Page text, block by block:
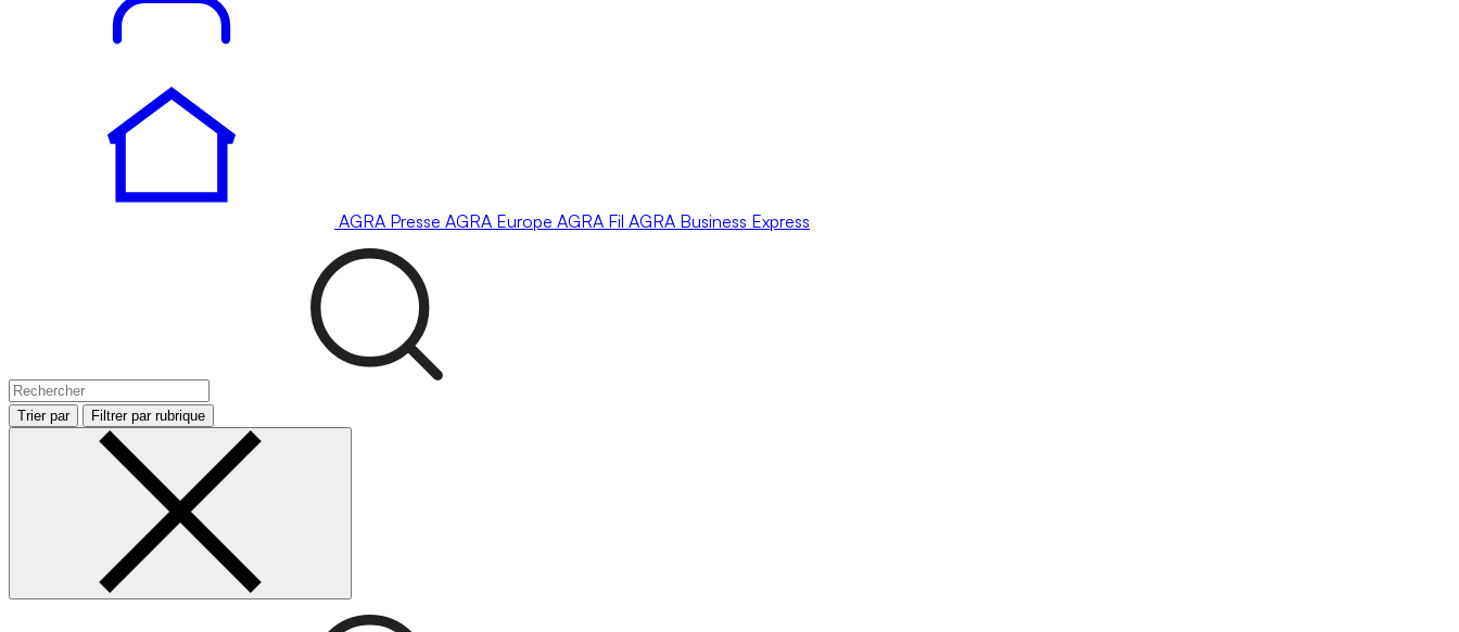
AGRA Presse AGRA Europe AGRA Fil AGRA Business Express
Trier par Filtrer par rubrique